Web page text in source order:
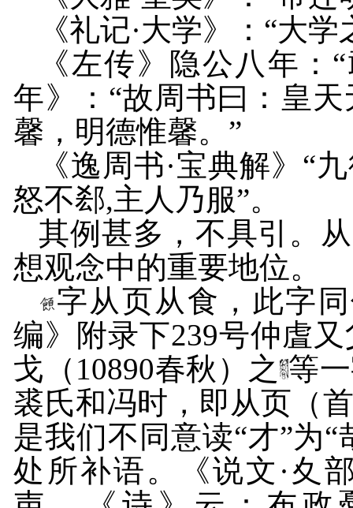
《礼记·大学》：“大
《左传》隐公八年
年》：“故周书曰：皇
馨，明德惟馨。”
《逸周书·宝典解》“
怒不郄,主人乃服”。
其例甚多，不具引。
想观念中的重要地位。
字从页从食，此字
编》附录下239号仲虘
戈（ 10890春秋）之 等
裘氏和冯时，即从页（
是我们不同意读“才”为“
处所补语。《说文·夊